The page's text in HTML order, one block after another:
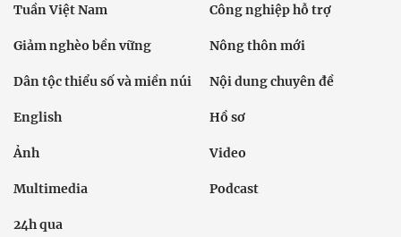
Tuần Việt Nam Công nghiệp hỗ trợ
Giảm nghèo bền vững Nông thôn mới
Dân tộc thiểu số và miền núi Nội dung chuyên đề
English Hồ sơ
Ảnh Video
Multimedia Podcast
24h qua